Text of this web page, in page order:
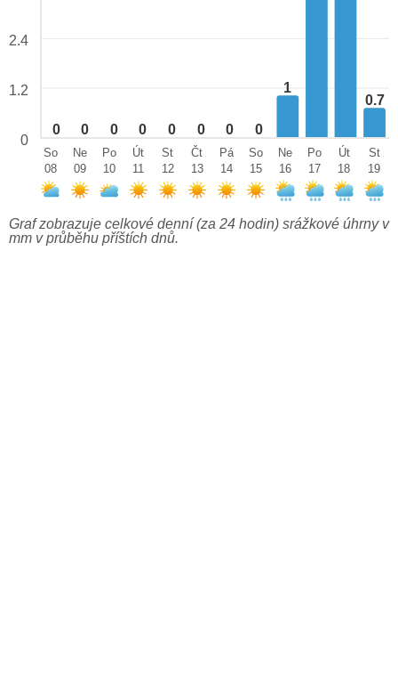
0 0 0 0 0 0 0 0
1
0.7
2.4
1.2
0
So
08
Ne
09
Po
10
Út
11
St
12
Čt
13
Pá
14
So
15
Ne
16
Po
17
Út
18
St
19
Graf zobrazuje celkové denní (za 24 hodin) srážkové úhrny v
mm v průběhu příštích dnů.